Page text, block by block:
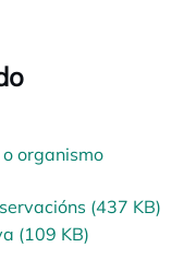
organismo
(437 KB)
(109 KB)